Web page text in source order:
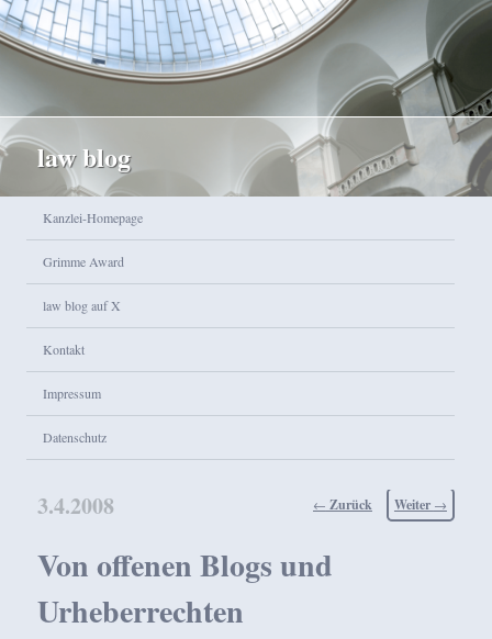
law blog
Zum Inhalt wechseln
Zum sekundären Inhalt wechseln
Kanzlei-Homepage
Grimme Award
law blog auf X
Kontakt
Impressum
Datenschutz
Beitragsnavigation
← Zurück Weiter →
Von offenen Blogs und
Urheberrechten
3.4.2008